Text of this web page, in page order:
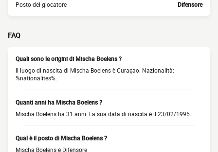
Posto del giocatore Difensore
FAQ
Quali sono le origini di Mischa Boelens ?
Il luogo di nascita di Mischa Boelens è Curaçao. Nazionalità:
%nationalites%.
Quanti anni ha Mischa Boelens ?
Mischa Boelens ha 31 anni. La sua data di nascita è il 23/02/1995.
Qual è il posto di Mischa Boelens ?
Mischa Boelens è Difensore